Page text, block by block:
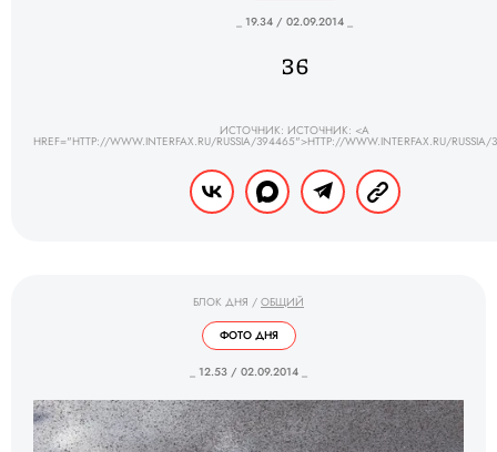
_ 19.34 / 02.09.2014 _
36
ИСТОЧНИК: ИСТОЧНИК: <A
HREF="HTTP://WWW.INTERFAX.RU/RUSSIA/394465">HTTP://WWW.INTERFAX.RU/
БЛОК ДНЯ / ОБЩИЙ
ФОТО ДНЯ
_ 12.53 / 02.09.2014 _